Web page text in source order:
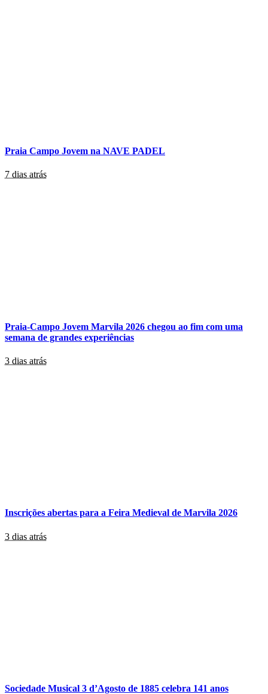
Praia Campo Jovem na NAVE PADEL
7 dias atrás
Praia-Campo Jovem Marvila 2026 chegou ao fim com uma
semana de grandes experiências
3 dias atrás
Inscrições abertas para a Feira Medieval de Marvila 2026
3 dias atrás
Sociedade Musical 3 d’Agosto de 1885 celebra 141 anos